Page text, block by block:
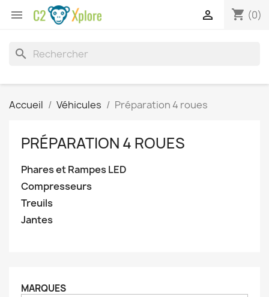
 shopping_cart (0)

search
Accueil Véhicules Préparation 4 roues
PRÉPARATION 4 ROUES
Phares et Rampes LED
Compresseurs
Treuils
Jantes
MARQUES